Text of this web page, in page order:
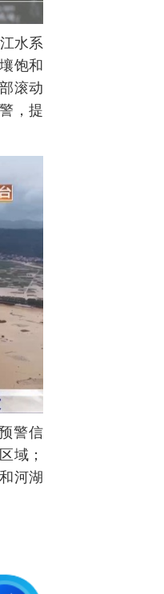
水系
饱和
滚动
，提
警信
域；
河湖